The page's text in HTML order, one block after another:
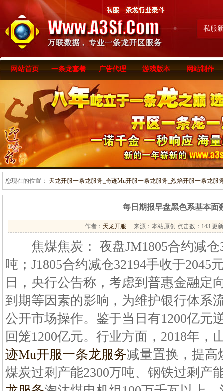
私服
网站首页 一条龙套餐 广告代理 游戏版本 网站制作
您现在的位置： 天龙开服一条龙服务_奇迹Mu开服一条龙服务_烈焰开服一条龙服
每日期报早盘黑色系基本面
作者： 天龙开服… 来源：本站原创 点击数： 143 更
焦煤焦炭： 夜盘JM1805合约减仓
吨；J1805合约减仓32194手收于2045
日，央行公告称，考虑到普惠金融定
到期等因素的影响，为维护银行体系
公开市场操作。鉴于当日有1200亿元
回笼1200亿元。行业方面，2018年，
迹Mu开服一条龙服务减量置换，提高
煤炭过剩产能2300万吨、钢铁过剩产